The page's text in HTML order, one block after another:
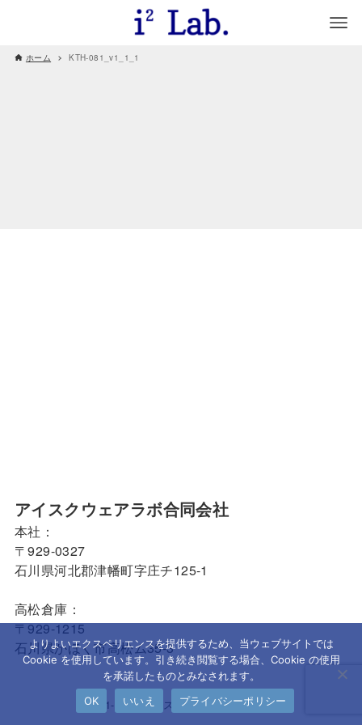
ホーム KTH-081_v1_1_1
アイスクウェアラボ合同会社
本社：
〒929-0327
石川県河北郡津幡町字庄チ125-1
高松倉庫：
〒929-1215
石川県かほく市高松ム35-3
© 2021-2026 アイスクウェアラボ合同会社.
よりよいエクスペリエンスを提供するため、当ウェブサイトでは
Cookie を使用しています。引き続き閲覧する場合、Cookie の使用
を承諾したものとみなされます。
OK
いいえ プライバシーポリシー